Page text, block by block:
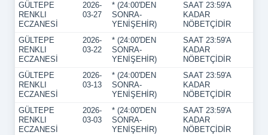
GÜLTEPE
RENKLI
ECZANESİ
2026-
03-27
* (24:00'DEN
SONRA-
YENİŞEHİR)
SAAT 23:59'A
KADAR
NÖBETÇİDİR
GÜLTEPE
RENKLI
ECZANESİ
2026-
03-22
* (24:00'DEN
SONRA-
YENİŞEHİR)
SAAT 23:59'A
KADAR
NÖBETÇİDİR
GÜLTEPE
RENKLI
ECZANESİ
2026-
03-13
* (24:00'DEN
SONRA-
YENİŞEHİR)
SAAT 23:59'A
KADAR
NÖBETÇİDİR
GÜLTEPE
RENKLI
ECZANESİ
2026-
03-03
* (24:00'DEN
SONRA-
YENİŞEHİR)
SAAT 23:59'A
KADAR
NÖBETÇİDİR